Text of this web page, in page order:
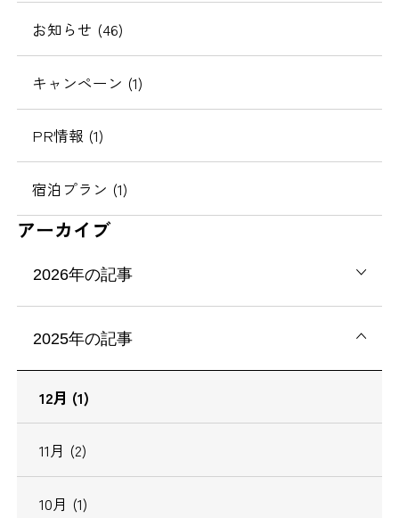
お知らせ (46)
キャンペーン (1)
PR情報 (1)
宿泊プラン (1)
アーカイブ
2026年の記事
2025年の記事
12月 (1)
11月 (2)
10月 (1)